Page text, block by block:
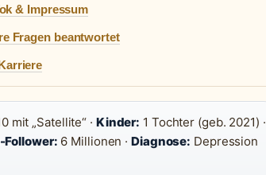
& Impressum
Fragen beantwortet
mit „Satellite“ · Kinder: 1 Tochter (geb. 2021) ·
6 Millionen ·Diagnose: Depression